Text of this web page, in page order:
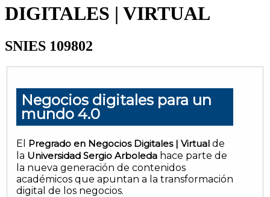
DIGITALES | VIRTUAL
SNIES 109802
Negocios digitales para un
mundo 4.0
El Pregrado en Negocios Digitales | Virtual de
la Universidad Sergio Arboleda hace parte de
la nueva generación de contenidos
académicos que apuntan a la transformación
digital de los negocios.